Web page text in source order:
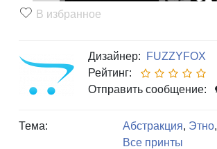
В избранное
Дизайнер: FUZZYFOX
Рейтинг:
Отправить сообщение:
Тема: Абстракция, Этно,
Все принты